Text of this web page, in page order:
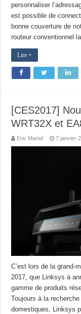
personnaliser
est possible de
bonne couverture de
routeur conventionnel
Lire +
[CES2017]
WRT32X et
Eric Martel 7 janvier
C’est lors de la grand-
2017, que Linksys à
gamme de produits
Toujours à la
domestiques, Linksys